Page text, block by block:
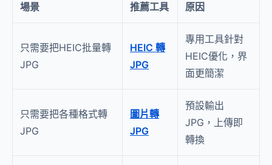
場景
推薦工具 原因
只需要把HEIC批量轉
JPG
HEIC 轉
JPG
專用工具針對
HEIC優化，界
面更簡潔
只需要把各種格式轉
JPG
圖片轉
JPG
預設輸出
JPG，上傳即
轉換